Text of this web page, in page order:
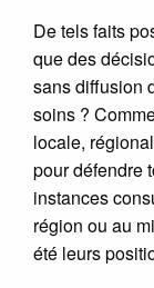
De tels faits
que des
sans diffusion
soins ?
locale,
pour défendre
instances
région ou au
été leurs